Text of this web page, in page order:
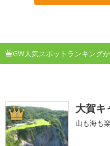
GW人気スポットランキング
1 大賀キ
山も海も